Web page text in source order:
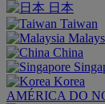
日本
Taiwan
China
Korea
AMÉRICA DO